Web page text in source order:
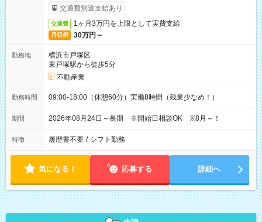
ービス利用可（利用条件有）
交通費別途支給あり
交通費 1ヶ月3万円を上限として実費支給
月収例 30万円～
勤務地
横浜市戸塚区
東戸塚駅から徒歩5分
不動産業
勤務時間 09:00-18:00（休憩60分）実働8時間（残業少なめ！）
期間 2026年08月24日～長期 ※開始日相談OK ※8月～！
特徴 履歴書不要 / シフト勤務
気になる！ 応募する 詳細へ